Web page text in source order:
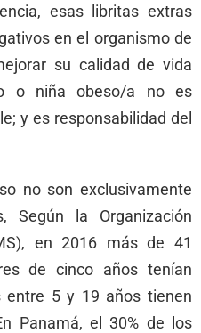
esas libritas extras
en el organismo de
su calidad de vida
o niña obeso/a no es
y es responsabilidad del
no son exclusivamente
Según la Organización
en 2016 más de 41
de cinco años tenían
entre 5 y 19 años tienen
Panamá, el 30% de los